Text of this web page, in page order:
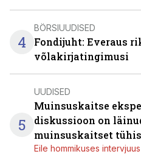
4
BÖRSIUUDISED
Fondijuht: Everaus
võlakirjatingimusi
5
UUDISED
Muinsuskaitse
diskussioon on
muinsuskaitset
Eile hommikuses